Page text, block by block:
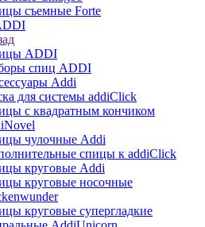
съемные Forte
ADDI
спиц ADDI
Addi
для системы addiClick
с квадратным кончиком
чулочные Addi
спицы к addiClick
круговые Addi
круговые носочные
круговые супергладкие